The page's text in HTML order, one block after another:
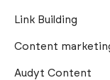
Link Building
Content
Audyt Content